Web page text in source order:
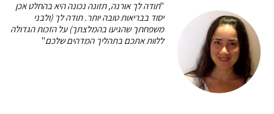
"תודה לך אורנה, תזונה נכונה היא בהחלט אכן
יסוד בבריאות טובה יותר. תודה לך (ולבני
משפחתך שהגיעו בהמלצתך) על הזכות הגדולה
ללוות אתכם בתהליך המדהים שלכם"